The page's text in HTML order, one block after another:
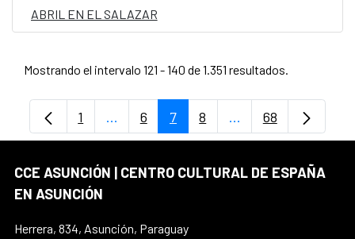
ABRIL EN EL SALAZAR
Mostrando el intervalo 121 - 140 de 1.351 resultados.
Página
1 ...Páginas intermedias Use TAB para
Página
6 Página
7 Página
8 ...PáginasPágina
68
CCE ASUNCIÓN | CENTRO CULTURAL DE ESPAÑA
EN ASUNCIÓN
Herrera, 834, Asunción, Paraguay